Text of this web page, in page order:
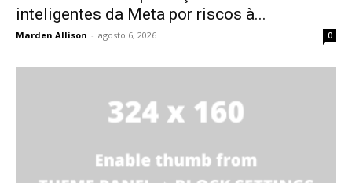
inteligentes da Meta por riscos à...
Marden Allison - agosto 6, 2026 0